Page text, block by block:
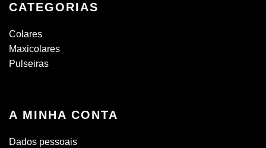
CATEGORIAS
Colares
Maxicolares
Pulseiras
A MINHA CONTA
Dados pessoais